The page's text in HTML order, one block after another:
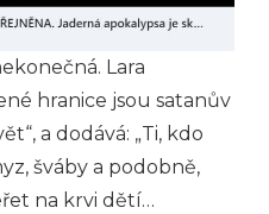
Lara
hranice jsou satanův
a dodává: „Ti, kdo
šváby a podobně,
na krvi dětí…